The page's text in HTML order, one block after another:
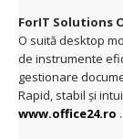
ForIT Solutions
O suită desktop
de instrumente
gestionare
Rapid, stabil și
www.office24.ro .